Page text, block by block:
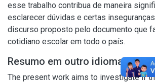
esse trabalho contribua de maneira
esclarecer dúvidas e certas
discurso proposto pelo documento que
cotidiano escolar em todo o país.
Resumo em outro idioma
The present work aims to investigate if